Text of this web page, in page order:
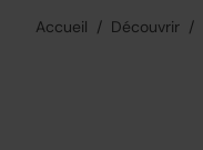
Accueil Découvrir